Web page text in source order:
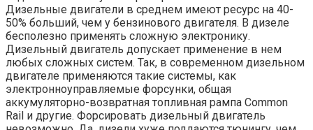
Дизельные двигатели в среднем имеют ресурс на 40-
50% больший, чем у бензинового двигателя. В дизеле
бесполезно применять сложную электронику.
Дизельный двигатель допускает применение в нем
любых сложных систем. Так, в современном дизельном
двигателе применяются такие системы, как
электронноуправляемые форсунки, общая
аккумуляторно-возвратная топливная рампа Common
Rail и другие. Форсировать дизельный двигатель